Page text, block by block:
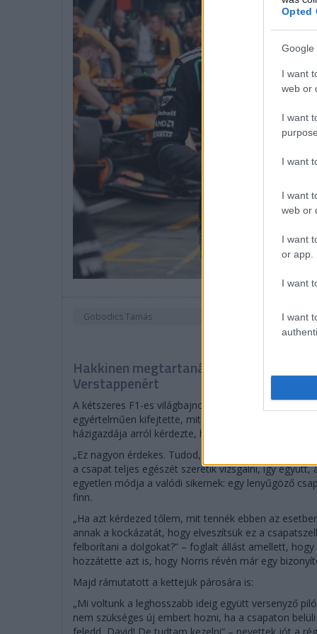
Opted
Google
I want
web or
I want
I want
I want
web or
I want
or app.
I want
I want
Gobodics Tamás
Hakkinen megtartaná a Norris-Piastri
Verstappenért
A kétszeres F1-es világbajnok Mika Hakkinen az Up
egyértelműen kifejtette, mit tenne, ha ő lenne a
házigazdája arról kérdezte, hogy leigazolná-e a
„Ez nagyon érdekes. Tudod, Max nem az egyetlen
a csapat teljes egészét szeretik vizsgálni, így
egyetlen módja a valódi sikernek: egy lenyűgöző
finn.
„Ha azt kérdezed tőlem, mit tennék ebben az
annak a kockázatát, hogy elveszítsük ez a
felborítani a dolgokat?” – foglalt állást amellett,
hozzátette azt is, hogy Norris révén már egy
Majd rámutatott a kettejük párosára is:
„Mi voltunk a leghosszabb ideig együtt versenyző
nem szükséges új embert hozni, ha a csapaton
feledd, David! De tudtam kezelni” – nevettek jót a